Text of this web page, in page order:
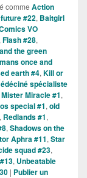
comme Action
#22, Baitgirl
VO
Flash #28,
the green
once and
earth #4, Kill or
spécialiste
Mister Miracle #1,
special #1, old
, Redlands #1,
, Shadows on the
Aphra #11, Star
squad #23,
, Unbeatable
| Publier un